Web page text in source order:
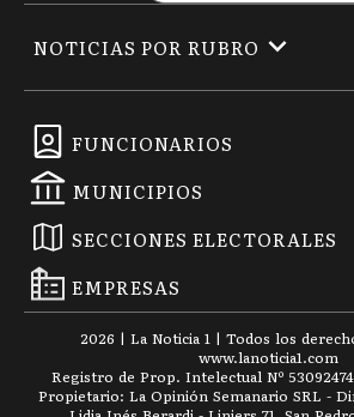
FUNCIONARIOS
MUNICIPIOS
SECCIONES ELECTORALES
EMPRESAS
NOTICIAS POR RUBRO
2026 | La Noticia 1 | Todos los
www.lanoticia1.com
Registro de Prop. Intelectual Nº 53092474
Propietario: La Opinión Semanario SRL -